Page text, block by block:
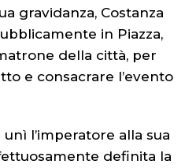
gravidanza, Costanza
in Piazza,
della città, per
e consacrare l’evento
l’imperatore alla sua
definita la